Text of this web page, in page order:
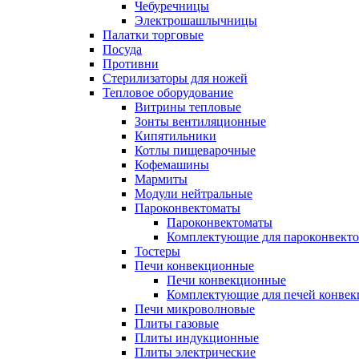
Чебуречницы
Электрошашлычницы
Палатки торговые
Посуда
Противни
Стерилизаторы для ножей
Тепловое оборудование
Витрины тепловые
Зонты вентиляционные
Кипятильники
Котлы пищеварочные
Кофемашины
Мармиты
Модули нейтральные
Пароконвектоматы
Пароконвектоматы
Комплектующие для
Тостеры
Печи конвекционные
Печи конвекционные
Комплектующие для печей
Печи микроволновые
Плиты газовые
Плиты индукционные
Плиты электрические